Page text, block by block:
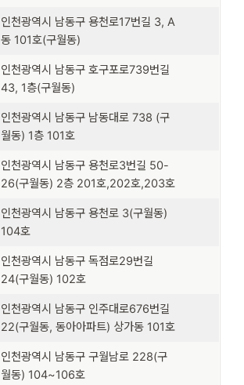
인천광역시 남동구 용천로17번길 3, A
동 101호(구월동)
인천광역시 남동구 호구포로739번길
43, 1층(구월동)
인천광역시 남동구 남동대로 738 (구
월동) 1층 101호
인천광역시 남동구 용천로3번길 50-
26(구월동) 2층 201호,202호,203호
인천광역시 남동구 용천로 3(구월동)
104호
인천광역시 남동구 독점로29번길
24(구월동) 102호
인천광역시 남동구 인주대로676번길
22(구월동, 동아아파트) 상가동 101호
인천광역시 남동구 구월남로 228(구
월동) 104~106호